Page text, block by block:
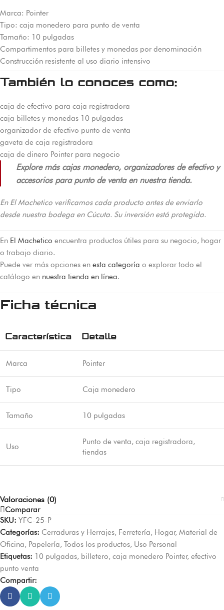
Marca: Pointer
Tipo: caja monedero para punto de venta
Tamaño: 10 pulgadas
Compartimentos para billetes y monedas por denominación
Construcción resistente al uso diario intensivo
También lo conoces como:
caja de efectivo para caja registradora
caja billetes y monedas 10 pulgadas
organizador de efectivo punto de venta
gaveta de caja registradora
caja de dinero Pointer para negocio
Explore más cajas monedero, organizadores de efectivo y
accesorios para punto de venta en nuestra tienda.
En El Machetico verificamos cada producto antes de enviarlo
desde nuestra bodega en Cúcuta. Su inversión está protegida.
En El Machetico encuentra productos útiles para su negocio, hogar
o trabajo diario.
Puede ver más opciones en esta categoría o explorar todo el
catálogo en nuestra tienda en línea.
Ficha técnica
Característica Detalle
Marca Pointer
Tipo Caja monedero
Tamaño 10 pulgadas
Uso
Punto de venta, caja registradora,
tiendas
Valoraciones (0)
Comparar
SKU: YFC-25-P
Categorías: Cerraduras y Herrajes, Ferretería, Hogar, Material de
Oficina, Papelería, Todos los productos, Uso Personal
Etiquetas: 10 pulgadas, billetero, caja monedero Pointer, efectivo
punto venta
Compartir: